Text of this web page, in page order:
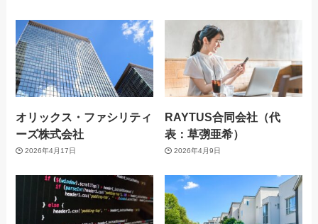
オリックス・ファシリティ
ーズ株式会社
2026年4月17日
RAYTUS合同会社（代
表：草彅亜希）
2026年4月9日